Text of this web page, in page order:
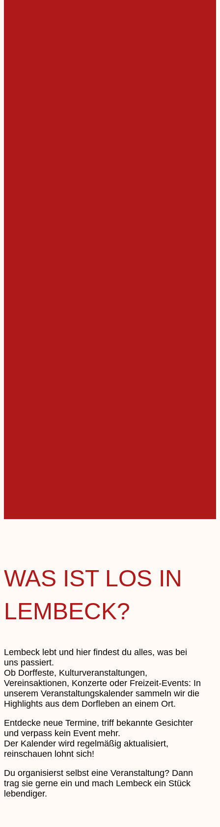
WAS IST LOS IN
LEMBECK?
Lembeck lebt und hier findest du alles, was bei
uns passiert.
Ob Dorffeste, Kulturveranstaltungen,
Vereinsaktionen, Konzerte oder Freizeit-Events: In
unserem Veranstaltungskalender sammeln wir die
Highlights aus dem Dorfleben an einem Ort.
Entdecke neue Termine, triff bekannte Gesichter
und verpass kein Event mehr.
Der Kalender wird regelmäßig aktualisiert,
reinschauen lohnt sich!
Du organisierst selbst eine Veranstaltung? Dann
trag sie gerne ein und mach Lembeck ein Stück
lebendiger.